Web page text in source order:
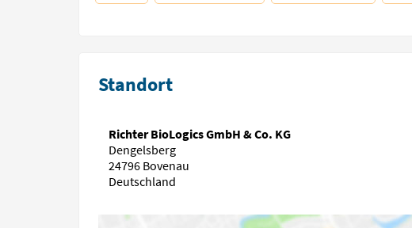
Standort
Richter BioLogics GmbH & Co. KG
Dengelsberg
24796 Bovenau
Deutschland